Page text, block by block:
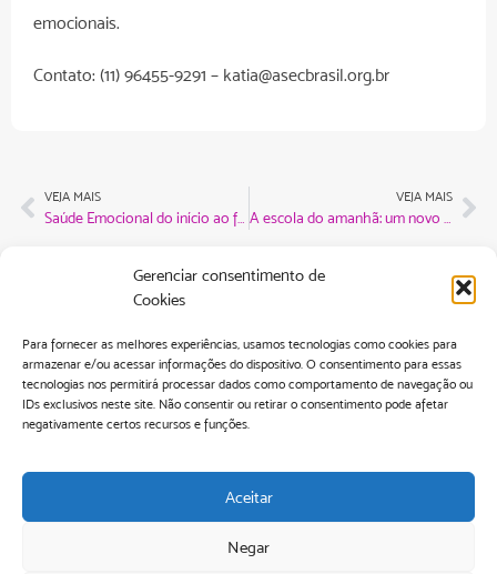
Gerenciar consentimento de
Cookies
Para fornecer as melhores experiências, usamos tecnologias como cookies para
armazenar e/ou acessar informações do dispositivo. O consentimento para essas
tecnologias nos permitirá processar dados como comportamento de navegação ou
IDs exclusivos neste site. Não consentir ou retirar o consentimento pode afetar
negativamente certos recursos e funções.
Aceitar
Negar
emocionais.
Contato: (11) 96455-9291 – katia@asecbrasil.org.br
VEJA MAIS VEJA MAIS
info@asecbrasil.org.br